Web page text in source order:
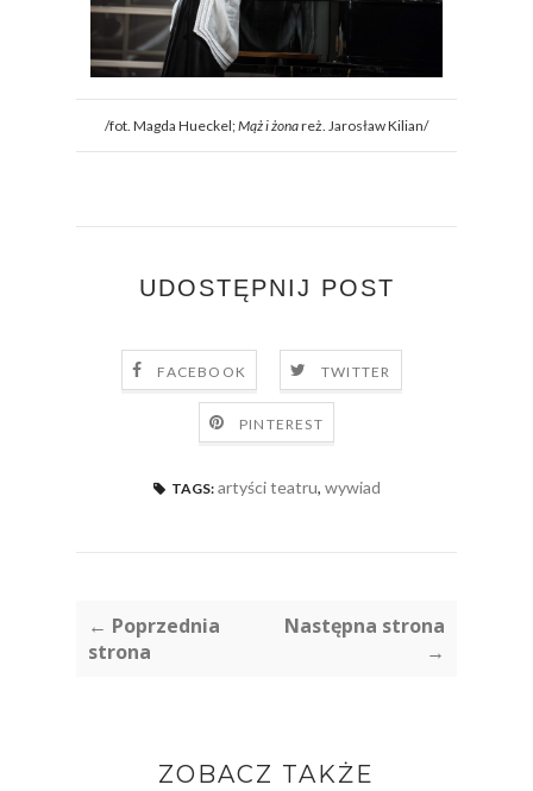
/fot. Magda Hueckel;Mąż i żonareż. Jarosław Kilian/
UDOSTĘPNIJ POST
FACEBOOK TWITTER
PINTEREST
TAGS: artyści teatru, wywiad
← Poprzednia
strona
Następna strona
→
ZOBACZ TAKŻE